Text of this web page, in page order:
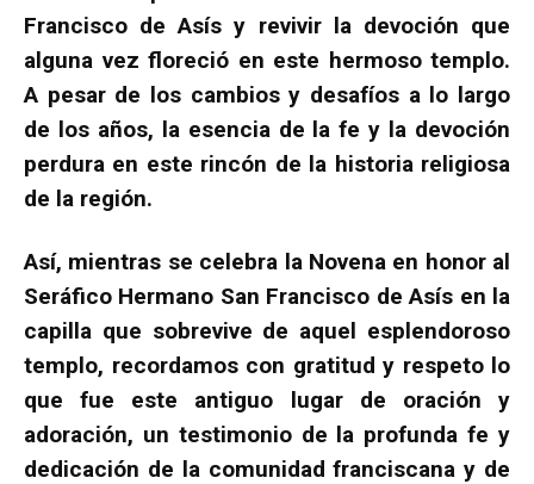
Francisco de Asís y revivir la devoción que
alguna vez floreció en este hermoso templo.
A pesar de los cambios y desafíos a lo largo
de los años, la esencia de la fe y la devoción
perdura en este rincón de la historia religiosa
de la región.
Así, mientras se celebra la Novena en honor al
Seráfico Hermano San Francisco de Asís en la
capilla que sobrevive de aquel esplendoroso
templo, recordamos con gratitud y respeto lo
que fue este antiguo lugar de oración y
adoración, un testimonio de la profunda fe y
dedicación de la comunidad franciscana y de